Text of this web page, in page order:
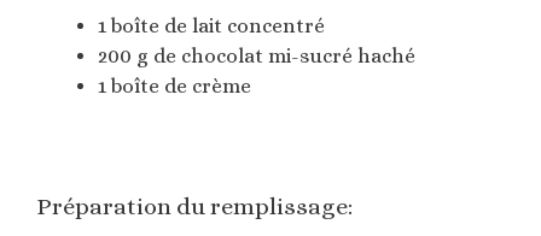
1 boîte de lait concentré
200 g de chocolat mi-sucré haché
1 boîte de crème
Préparation du remplissage: